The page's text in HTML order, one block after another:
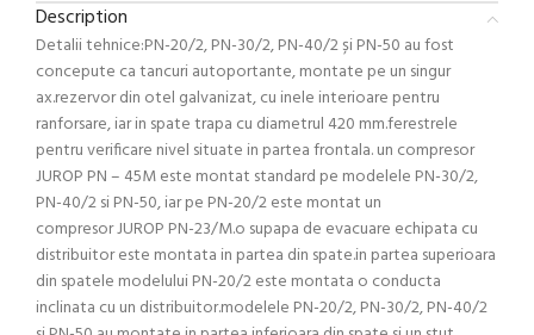
Description
Detalii tehnice:PN-20/2, PN-30/2, PN-40/2 și PN-50 au fost
concepute ca tancuri autoportante, montate pe un singur
ax.rezervor din otel galvanizat, cu inele interioare pentru
ranforsare, iar in spate trapa cu diametrul 420 mm.ferestrele
pentru verificare nivel situate in partea frontala. un compresor
JUROP PN – 45M este montat standard pe modelele PN-30/2,
PN-40/2 si PN-50, iar pe PN-20/2 este montat un
compresor JUROP PN-23/M.o supapa de evacuare echipata cu
distribuitor este montata in partea din spate.in partea superioara
din spatele modelului PN-20/2 este montata o conducta
inclinata cu un distribuitor.modelele PN-20/2, PN-30/2, PN-40/2